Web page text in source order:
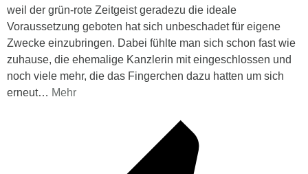
weil der grün-rote Zeitgeist geradezu die ideale
Voraussetzung geboten hat sich unbeschadet für eigene
Zwecke einzubringen. Dabei fühlte man sich schon fast wie
zuhause, die ehemalige Kanzlerin mit eingeschlossen und
noch viele mehr, die das Fingerchen dazu hatten um sich
erneut… Mehr